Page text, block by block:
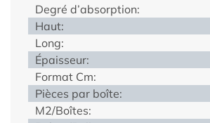
Degré d’absorption:
Haut:
Long:
Épaisseur:
Format Cm:
Pièces par boîte:
M2/Boîtes: